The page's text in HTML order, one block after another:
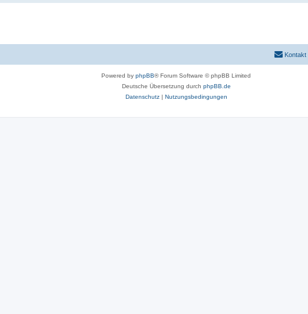
Kontakt
Powered by phpBB® Forum Software © phpBB Limited
Deutsche Übersetzung durch phpBB.de
Datenschutz| Nutzungsbedingungen